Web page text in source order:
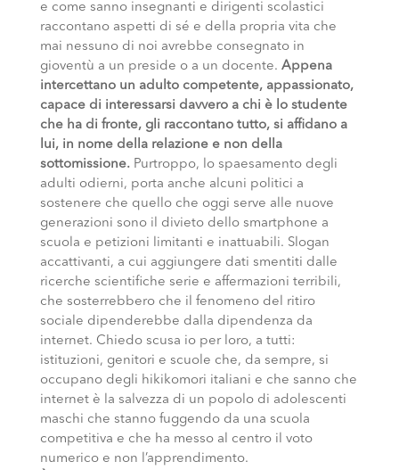
e come sanno insegnanti e dirigenti scolastici
raccontano aspetti di sé e della propria vita che
mai nessuno di noi avrebbe consegnato in
gioventù a un preside o a un docente. Appena
intercettano un adulto competente, appassionato,
capace di interessarsi davvero a chi è lo studente
che ha di fronte, gli raccontano tutto, si affidano a
lui, in nome della relazione e non della
sottomissione.Purtroppo, lo spaesamento degli
adulti odierni, porta anche alcuni politici a
sostenere che quello che oggi serve alle nuove
generazioni sono il divieto dello smartphone a
scuola e petizioni limitanti e inattuabili. Slogan
accattivanti, a cui aggiungere dati smentiti dalle
ricerche scientifiche serie e affermazioni terribili,
che sosterrebbero che il fenomeno del ritiro
sociale dipenderebbe dalla dipendenza da
internet. Chiedo scusa io per loro, a tutti:
istituzioni, genitori e scuole che, da sempre, si
occupano degli hikikomori italiani e che sanno che
internet è la salvezza di un popolo di adolescenti
maschi che stanno fuggendo da una scuola
competitiva e che ha messo al centro il voto
numerico e non l’apprendimento.